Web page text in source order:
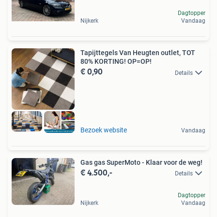
Nijkerk
Dagtopper
Vandaag
Tapijttegels Van Heugten outlet, TOT
80% KORTING! OP=OP!
€ 0,90 Details
Bezoek website Vandaag
Gas gas SuperMoto - Klaar voor de weg!
€ 4.500,- Details
Nijkerk
Dagtopper
Vandaag